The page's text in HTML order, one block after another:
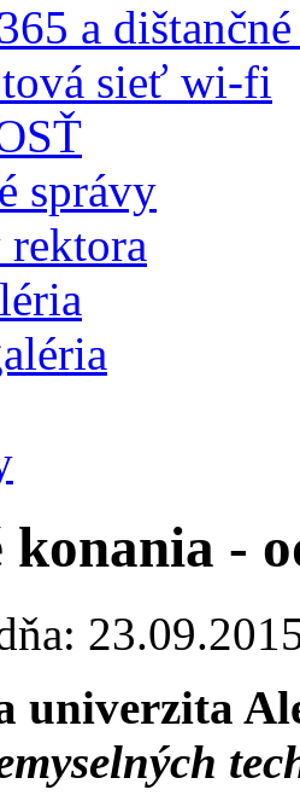
a
sieť wi-fi
správy
rektora
konania -
univerzita